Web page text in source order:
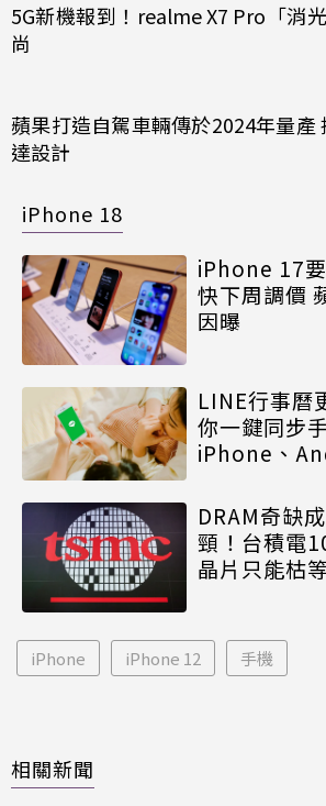
5G新機報到！realme X7 Pro「消
尚
蘋果打造自駕車輛傳於2024年量產
達設計
iPhone 18
iPhone 17
快下周調價
因曝
LINE行事曆
你一鍵同步
iPhone、
DRAM奇缺
頸！台積電
晶片只能枯等
iPhone iPhone 12 手機
相關新聞